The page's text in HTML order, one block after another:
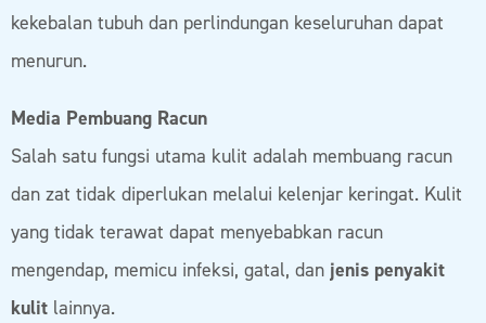
kekebalan tubuh dan perlindungan keseluruhan dapat
menurun.
Media Pembuang Racun
Salah satu fungsi utama kulit adalah membuang racun
dan zat tidak diperlukan melalui kelenjar keringat. Kulit
yang tidak terawat dapat menyebabkan racun
mengendap, memicu infeksi, gatal, dan jenis penyakit
kulit lainnya.